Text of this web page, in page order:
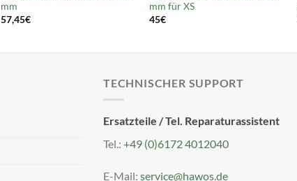
mm
57,45€
mm für XS
45€
TECHNISCHER SUPPORT
Ersatzteile / Tel. Reparaturassistent
Tel.: +49 (0)6172 4012040
E-Mail: service@hawos.de